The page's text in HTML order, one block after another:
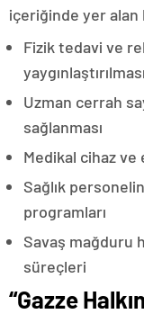
içeriğinde yer alan
Fizik tedavi ve
yaygınlaştırılması
Uzman cerrah
sağlanması
Medikal cihaz
Sağlık
programları
Savaş mağduru
süreçleri
“Gazze